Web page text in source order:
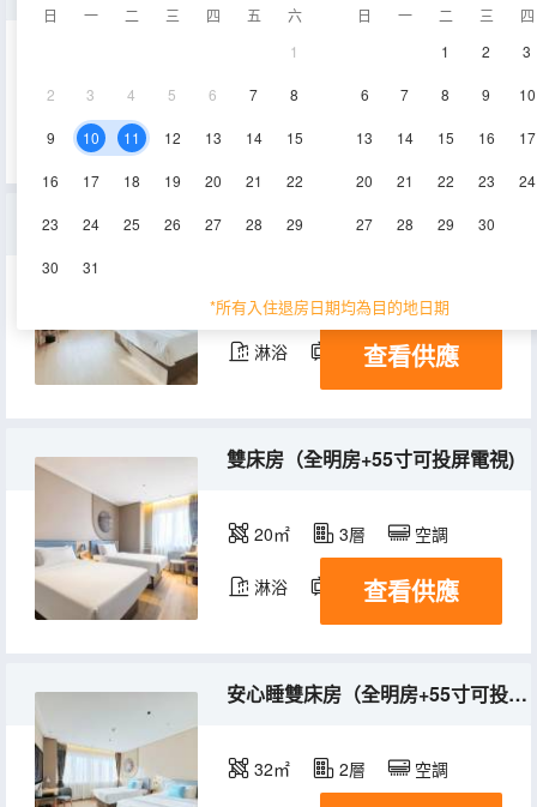
日 一 二 三 四 五
六
1
2 3 4 5 6 7 8
9 10 11 12 13 14 15
16 17 18 19 20 21 22
23 24 25 26 27 28 29
30 31
日 一 二 三
四
1
2 3
6 7 8 9 10
13 14 15 16 17
20 21 22 23 24
27 28 29 30
*所有入住退房日期均為目的地日期
28-32㎡ 空調
32㎡ 4層 空調
淋浴 電視機
查看供應
雙床房（全明房+55寸可投屏電視)
20㎡ 3層 空調
淋浴 電視機
查看供應
安心睡雙床房（全明房+55寸可投屏電視+夢百合0壓床墊)
32㎡ 2層 空調